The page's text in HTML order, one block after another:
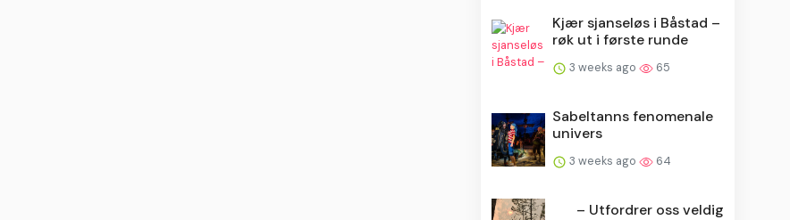
Kjær sjanseløs i Båstad –
røk ut i første runde
3 weeks ago 65
Sabeltanns fenomenale
univers
3 weeks ago 64
– Utfordrer oss veldig